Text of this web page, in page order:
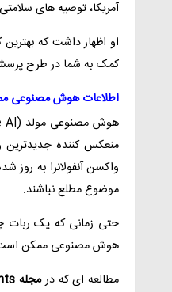
آمریکا، توصیه های
او اظهار داشت که
کمک به شما در طرح
اطلاعات هوش مصنوعی
منعکس کننده جدیدترین
موضوع مطلع نباشند.
حتی زمانی که یک ربات
هوش مصنوعی ممکن است
مطالعه ای که درمجله Nutrients